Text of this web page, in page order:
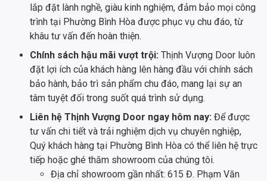
lắp đặt lành nghề, giàu kinh nghiệm, đảm bảo mọi công
trình tại Phường Bình Hòa được phục vụ chu đáo, từ
khâu tư vấn đến hoàn thiện.
Chính sách hậu mãi vượt trội: Thịnh Vượng Door luôn
đặt lợi ích của khách hàng lên hàng đầu với chính sách
bảo hành, bảo trì sản phẩm chu đáo, mang lại sự an
tâm tuyệt đối trong suốt quá trình sử dụng.
Liên hệ Thịnh Vượng Door ngay hôm nay: Để được
tư vấn chi tiết và trải nghiệm dịch vụ chuyên nghiệp,
Quý khách hàng tại Phường Bình Hòa có thể liên hệ trực
tiếp hoặc ghé thăm showroom của chúng tôi.
Địa chỉ showroom gần nhất: 615 Đ. Phạm Văn